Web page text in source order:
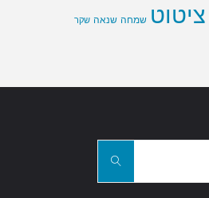
ציטוט שמחה שנאה שקר
חפשו